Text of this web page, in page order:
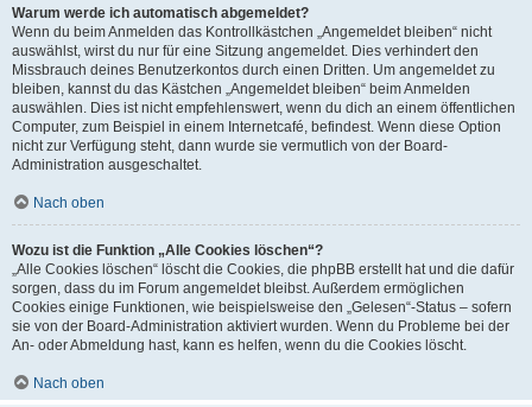
Warum werde ich automatisch abgemeldet?
Wenn du beim Anmelden das Kontrollkästchen „Angemeldet bleiben“ nicht
auswählst, wirst du nur für eine Sitzung angemeldet. Dies verhindert den
Missbrauch deines Benutzerkontos durch einen Dritten. Um angemeldet zu
bleiben, kannst du das Kästchen „Angemeldet bleiben“ beim Anmelden
auswählen. Dies ist nicht empfehlenswert, wenn du dich an einem öffentlichen
Computer, zum Beispiel in einem Internetcafé, befindest. Wenn diese Option
nicht zur Verfügung steht, dann wurde sie vermutlich von der Board-
Administration ausgeschaltet.
Nach oben
Wozu ist die Funktion „Alle Cookies löschen“?
„Alle Cookies löschen“ löscht die Cookies, die phpBB erstellt hat und die dafür
sorgen, dass du im Forum angemeldet bleibst. Außerdem ermöglichen
Cookies einige Funktionen, wie beispielsweise den „Gelesen“-Status – sofern
sie von der Board-Administration aktiviert wurden. Wenn du Probleme bei der
An- oder Abmeldung hast, kann es helfen, wenn du die Cookies löscht.
Nach oben